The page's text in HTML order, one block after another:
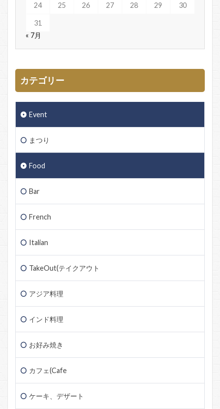
24 25 26 27 28 29 30
31
« 7月
カテゴリー
Event
まつり
Food
Bar
French
Italian
TakeOut(テイクアウト
アジア料理
インド料理
お好み焼き
カフェ(Cafe
ケーキ、デザート